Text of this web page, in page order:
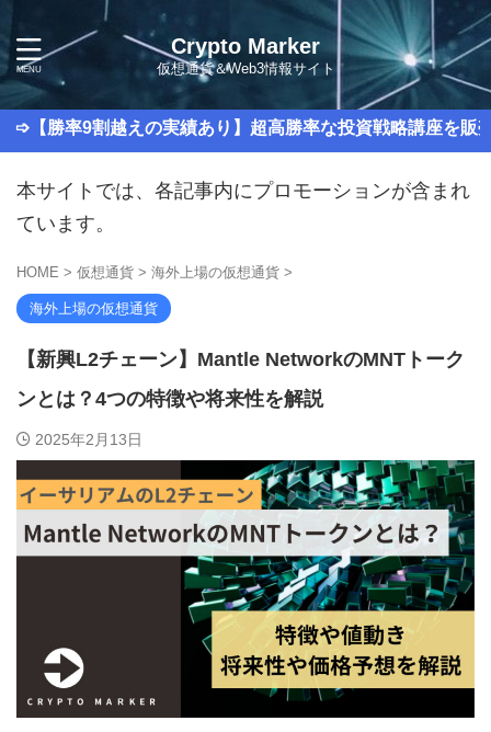
Crypto Marker
仮想通貨＆Web3情報サイト
越えの実績あり】超高勝率な投資戦略講座を販売中！
本サイトでは、各記事内にプロモーションが含まれ
ています。
HOME > 仮想通貨 > 海外上場の仮想通貨 >
海外上場の仮想通貨
【新興L2チェーン】Mantle NetworkのMNTトーク
ンとは？4つの特徴や将来性を解説
2025年2月13日